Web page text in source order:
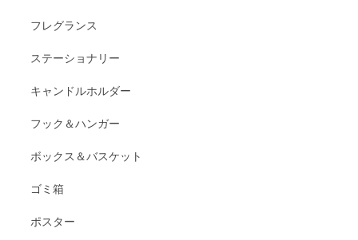
フレグランス
ステーショナリー
キャンドルホルダー
フック＆ハンガー
ボックス＆バスケット
ゴミ箱
ポスター